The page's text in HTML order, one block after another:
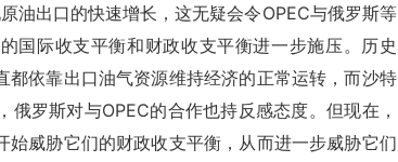
油出口的快速增长，这无疑会令OPEC与俄罗斯等
国际收支平衡和财政收支平衡进一步施压。历史
都依靠出口油气资源维持经济的正常运转，而沙特
罗斯对与OPEC的合作也持反感态度。但现在，
威胁它们的财政收支平衡，从而进一步威胁它们